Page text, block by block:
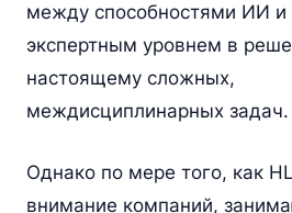
между способностями ИИ и
экспертным уровнем в
настоящему сложных,
междисциплинарных задач.
Однако по мере того, как
внимание компаний,